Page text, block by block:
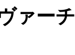
ァー